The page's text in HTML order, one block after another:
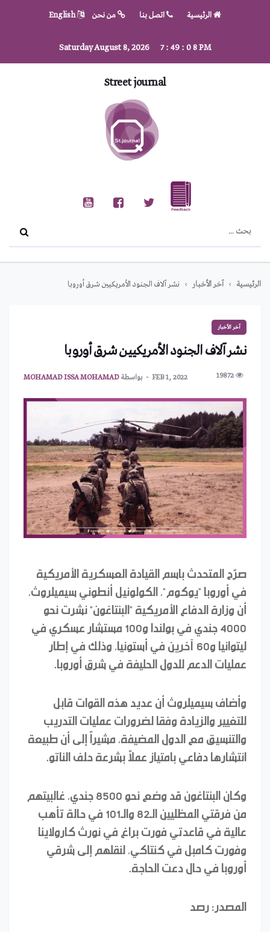
الرئيسية اتصل بنا من نحن English
Saturday August 8, 2026 7: 49: 08PM
Street journal
الرئيسية آخر الأخبار نشر آلاف الجنود الأمريكيين شرق أوروبا
آخر الأخبار
نشر آلاف الجنود الأمريكيين شرق أوروبا
19872
FEB 1, 2022 بواسطةMOHAMAD ISSA MOHAMAD
صرّح المتحدث باسم القيادة العسكرية الأمريكية
في أوروبا "يوكوم"، الكولونيل أنطوني سيميلروث،
أن وزارة الدفاع الأمريكية "البنتاغون" نشرت نحو
4000 جندي في بولندا و100 مستشار عسكري في
ليتوانيا و60 آخرين في أستونيا، وذلك في إطار
عمليات الدعم للدول الحليفة في شرق أوروبا.
وأضاف سيميلروث أن عديد هذه القوات قابل
للتغيير والزيادة وفقا لضرورات عمليات التدريب
والتنسيق مع الدول المضيفة، مشيراً إلى أن طبيعة
انتشارها دفاعي بامتياز عملاً بشرعة حلف الناتو.
وكان البنتاغون قد وضع نحو 8500 جندي، غالبيتهم
من فرقتي المظليين الـ82 والـ101 في حالة تأهب
عالية في قاعدتي فورت براغ في نورث كارولاينا
وفورت كامبل في كنتاكي، لنقلهم إلى شرقي
أوروبا في حال دعت الحاجة.
المصدر: رصد